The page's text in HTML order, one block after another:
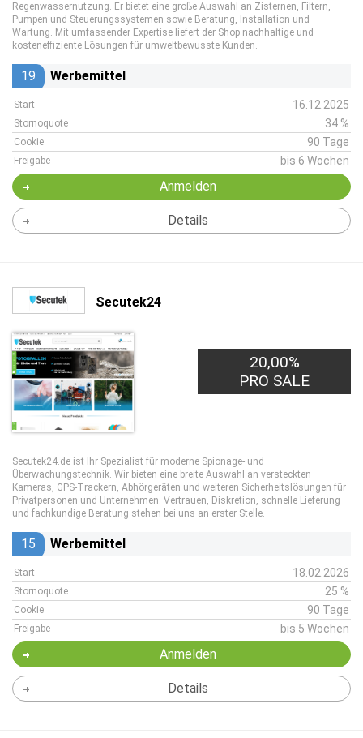
Regenwassernutzung. Er bietet eine große Auswahl an Zisternen, Filtern,
Pumpen und Steuerungssystemen sowie Beratung, Installation und
Wartung. Mit umfassender Expertise liefert der Shop nachhaltige und
kosteneffiziente Lösungen für umweltbewusste Kunden.
19 Werbemittel
Start 16.12.2025
Stornoquote 34 %
Cookie 90 Tage
Freigabe bis 6 Wochen
Anmelden
Details
Secutek24
20,00%
PRO SALE
Secutek24.de ist Ihr Spezialist für moderne Spionage- und
Überwachungstechnik. Wir bieten eine breite Auswahl an versteckten
Kameras, GPS-Trackern, Abhörgeräten und weiteren Sicherheitslösungen für
Privatpersonen und Unternehmen. Vertrauen, Diskretion, schnelle Lieferung
und fachkundige Beratung stehen bei uns an erster Stelle.
15 Werbemittel
Start 18.02.2026
Stornoquote 25 %
Cookie 90 Tage
Freigabe bis 5 Wochen
Anmelden
Details